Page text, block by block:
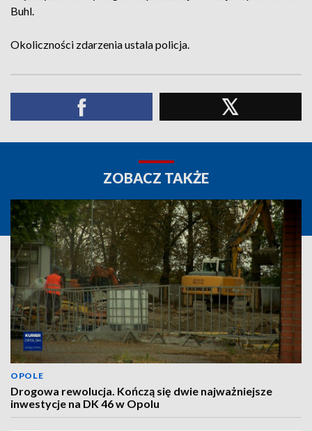
Buhl.
Okoliczności zdarzenia ustala policja.
ZOBACZ TAKŻE
OPOLE
Drogowa rewolucja. Kończą się dwie najważniejsze
inwestycje na DK 46 w Opolu